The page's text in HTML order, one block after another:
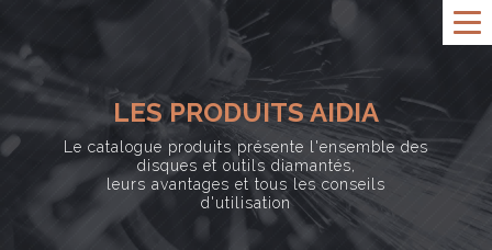
LES PRODUITS AIDIA
Le catalogue produits présente l'ensemble des
disques et outils diamantés,
leurs avantages et tous les conseils
d'utilisation